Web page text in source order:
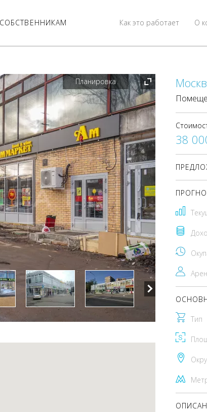
О
Как это работает
Планировка
38
Тип